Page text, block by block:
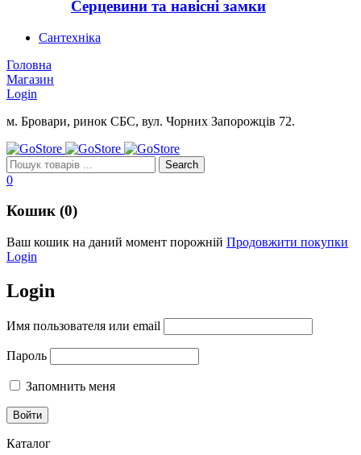
Серцевини та навісні замки
Сантехніка
Головна
Магазин
Login
м. Бровари, ринок СБС, вул. Чорних Запорожців 72.
0
Кошик (0)
Ваш кошик на даний момент порожній Продовжити покупки
Login
Login
Имя пользователя или email
Пароль
Запомнить меня
Каталог